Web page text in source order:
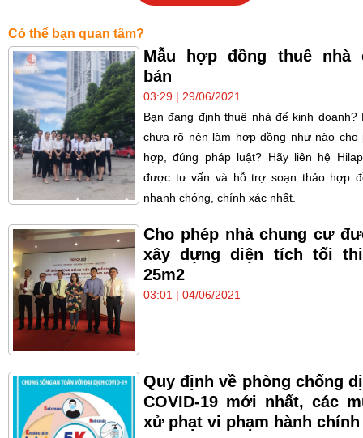
Có thể bạn quan tâm?
Mẫu hợp đồng thuê nhà
bản
03:29 | 29/06/2021
Bạn đang định thuê nhà để kinh doanh?
chưa rõ nên làm hợp đồng như nào cho
hợp, đúng pháp luật? Hãy liên hệ
được tư vấn và hỗ trợ soạn thảo hợp
nhanh chóng, chính xác nhất.
Cho phép nhà chung cư
xây dựng diện tích tối
25m2
03:01 | 04/06/2021
Quy định về phòng chống
COVID-19 mới nhất, các
xử phạt vi phạm hành chính